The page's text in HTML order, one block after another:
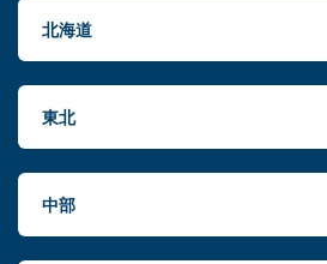
北海道
東北
中部